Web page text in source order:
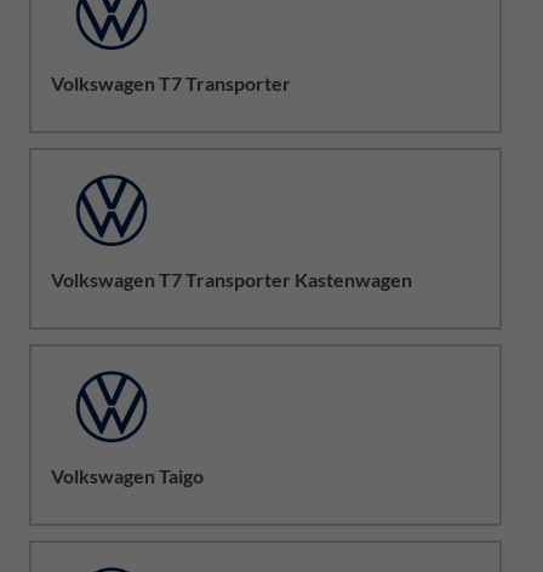
Volkswagen T7 Transporter
Volkswagen T7 Transporter Kastenwagen
Volkswagen Taigo